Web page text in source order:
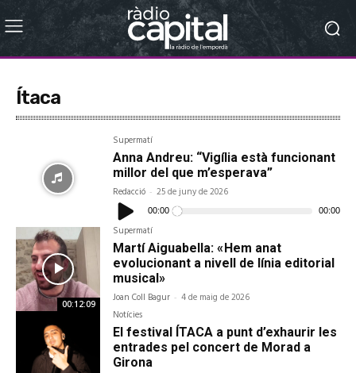
Ítaca
Supermatí
Anna Andreu: “Vigília està funcionant
millor del que m’esperava”
Redacció - 25 de juny de 2026
Reproductor
d'àudio00:00 00:00
00:12:09
Supermatí
Martí Aiguabella: « Hem anat
evolucionant a nivell de línia editorial
musical»
Joan Coll Bagur - 4 de maig de 2026
Notícies
El festival ÍTACA a punt d’exhaurir les
entrades pel concert de Morad a
Girona